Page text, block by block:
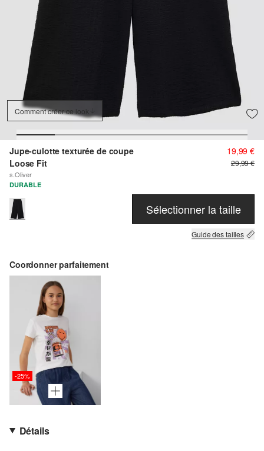
Comment créer ce look
Jupe-culotte texturée de coupe
Loose Fit
s.Oliver
19,99 €
29,99 €
DURABLE
Sélectionner la taille
Guide des tailles
Coordonner parfaitement
-25%
Détails